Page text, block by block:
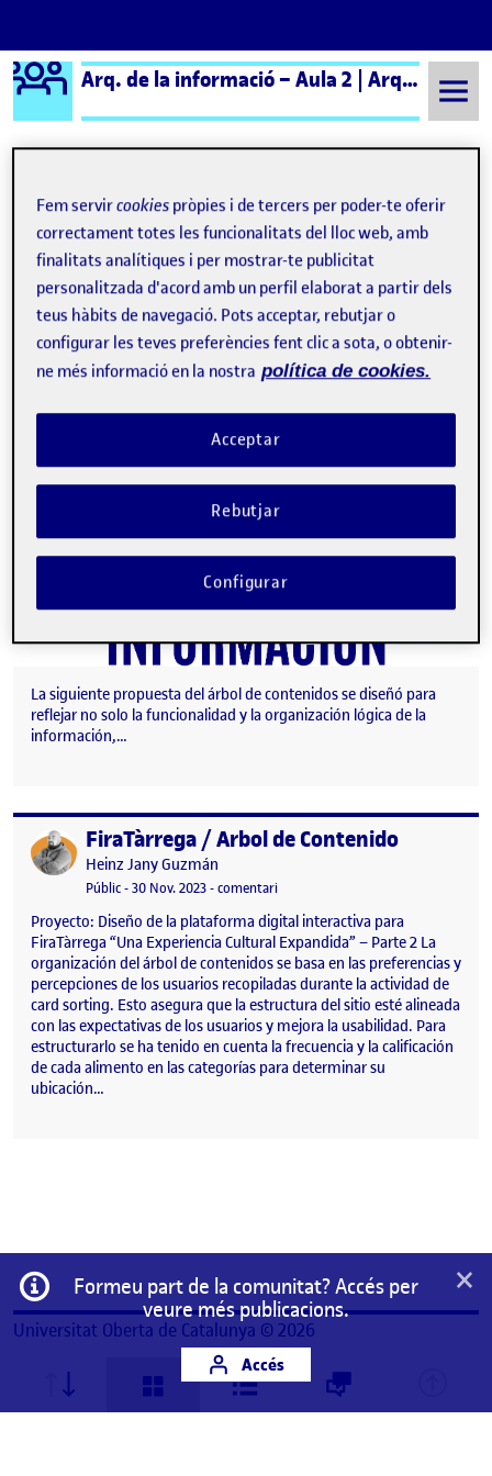
Saltar al contingutLogo Ágora Arq. de la informació – Aula 2 | Arq. de la Información – Aula 2
Semestre 20231 - Aula 2 Entrega de la actividad R3
Entrega de la actividad R3
Publicat perÁrbol de Contenidos / APP UOC
Publicat per
Heinz Jany Guzmán
5 maig, 2024 12:04 am
comentari
La siguiente propuesta del árbol de contenidos se diseñó para
reflejar no solo la funcionalidad y la organización lógica de la
información,…
Publicat perFiraTàrrega / Arbol de Contenido
Publicat per
Heinz Jany Guzmán
Visibilitat:
Públic-Data de publicació
30 Nov. 2023-comentariel FiraTàrrega / Arbol de Contenido
Proyecto: Diseño de la plataforma digital interactiva para
FiraTàrrega “Una Experiencia Cultural Expandida” – Parte 2 La
organización del árbol de contenidos se basa en las preferencias y
percepciones de los usuarios recopiladas durante la actividad de
card sorting. Esto asegura que la estructura del sitio esté alineada
con las expectativas de los usuarios y mejora la usabilidad. Para
estructurarlo se ha tenido en cuenta la frecuencia y la calificación
de cada alimento en las categorías para determinar su
ubicación…
Informació
Formeu part de la comunitat? Accés per
veure més publicacions.
Accés
×
Universitat Oberta de Catalunya © 2026
Fem servircookies pròpies i de tercers per poder-te oferir
correctament totes les funcionalitats del lloc web, amb
finalitats analítiques i per mostrar-te publicitat
personalitzada d'acord amb un perfil elaborat a partir dels
teus hàbits de navegació. Pots acceptar, rebutjar o
configurar les teves preferències fent clic a sota, o obtenir-
ne més informació en la nostra política de cookies.
Rebutjar
Acceptar
Configurar